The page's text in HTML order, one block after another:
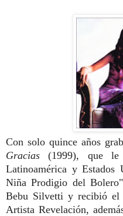
Con solo quince años
Gracias(1999), que le
Latinoamérica y Estados
Niña Prodigio del
Bebu Silvetti y recibió
Artista Revelación,